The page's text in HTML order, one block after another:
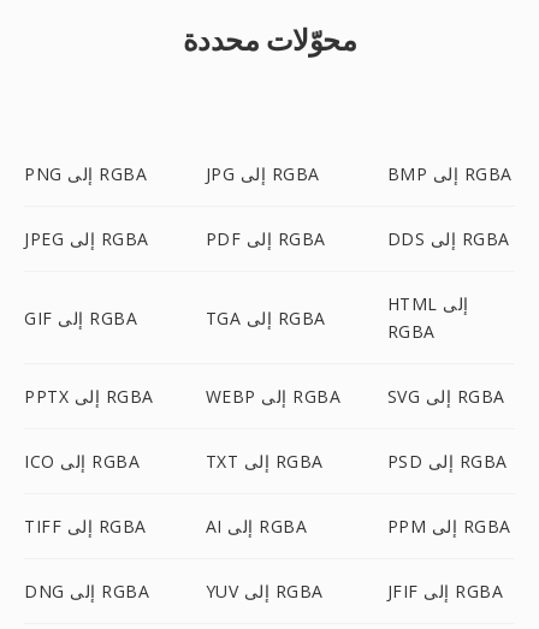
محوّلات محددة
PNG إلى RGBA JPG إلى RGBA BMP إلى RGBA
JPEG إلى RGBA PDF إلى RGBA DDS إلى RGBA
GIF إلى RGBA TGA إلى RGBA
HTML إلى
RGBA
PPTX إلى RGBA WEBP إلى RGBA SVG إلى RGBA
ICO إلى RGBA TXT إلى RGBA PSD إلى RGBA
TIFF إلى RGBA AI إلى RGBA PPM إلى RGBA
DNG إلى RGBA YUV إلى RGBA JFIF إلى RGBA